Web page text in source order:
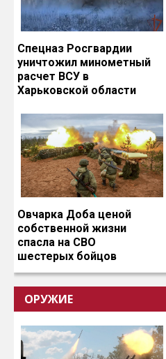
Спецназ Росгвардии
уничтожил минометный
расчет ВСУ в
Харьковской области
Овчарка Доба ценой
собственной жизни
спасла на СВО
шестерых бойцов
ОРУЖИЕ